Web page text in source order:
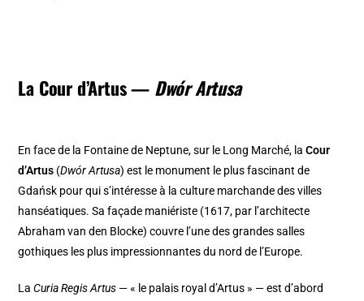
La Cour d’Artus — Dwór Artusa
En face de la Fontaine de Neptune, sur le Long Marché, laCour
d’Artus (Dwór Artusa) est le monument le plus fascinant de
Gdańsk pour qui s’intéresse à la culture marchande des villes
hanséatiques. Sa façade maniériste (1617, par l’architecte
Abraham van den Blocke) couvre l’une des grandes salles
gothiques les plus impressionnantes du nord de l’Europe.
LaCuria Regis Artus — « le palais royal d’Artus » — est d’abord